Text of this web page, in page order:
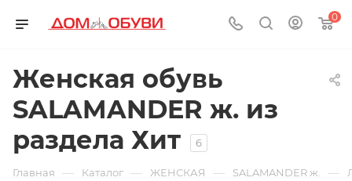
0
Женская обувь
SALAMANDER ж. из
раздела Хит
6
Главная — Каталог — ЖЕНСКАЯ — SALAMANDER ж. —